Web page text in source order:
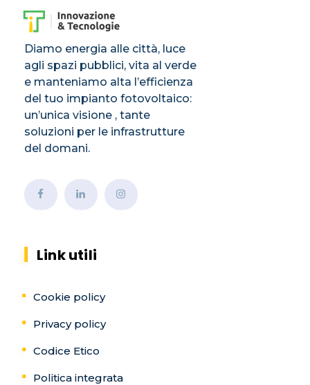
Diamo energia alle città, luce
agli spazi pubblici, vita al verde
e manteniamo alta l’efficienza
del tuo impianto fotovoltaico:
un’unica visione , tante
soluzioni per le infrastrutture
del domani.
Link utili
Cookie policy
Privacy policy
Codice Etico
Politica integrata